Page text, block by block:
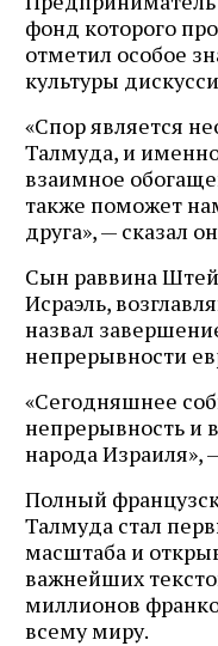
фонд которого
отметил особое
культуры
«Спор является
Талмуда, и
взаимное
также поможет
друга», — сказал
Сын раввина
Исраэль,
назвал
непрерывности
«Сегодняшнее
непрерывность и
народа Израиля»,
Полный
Талмуда стал
масштаба и
важнейших
миллионов
всему миру.